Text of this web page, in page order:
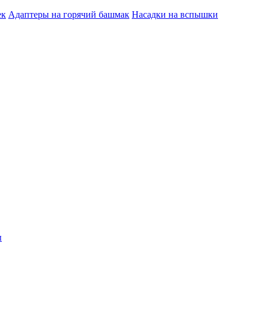
Адаптеры на горячий башмак Насадки на вспышки